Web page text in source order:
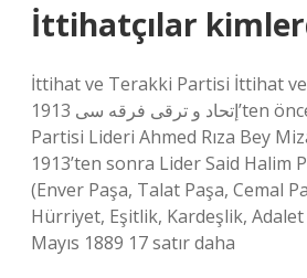
İttihatçılar
İttihat ve Terakki Partisi İttihat
إتحاد و ترقى فرقه‌‌ سی 1913’ten önce İttihat ve Terakki
Partisi Lideri Ahmed Rıza Bey
1913’ten sonra Lider Said Halim
(Enver Paşa, Talat Paşa, Cemal
Hürriyet, Eşitlik, Kardeşlik,
Mayıs 1889 17 satır daha